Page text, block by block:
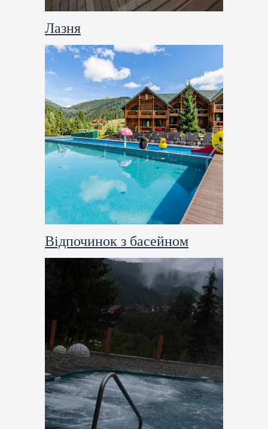
Лазня
Відпочинок з басейном